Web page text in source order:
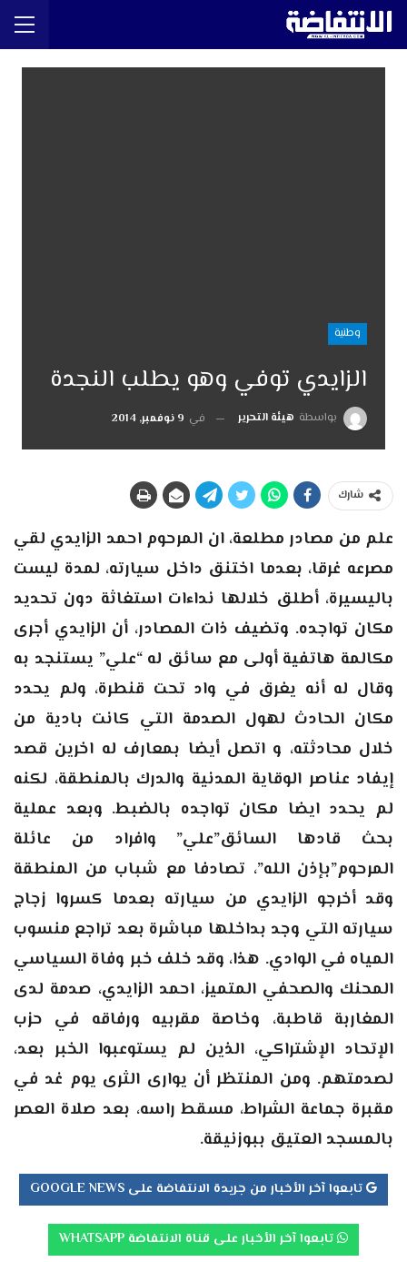
وطنية
الزايدي توفي وهو يطلب النجدة
بواسطة هيئة التحرير في 9 نوفمبر, 2014
شارك
علم من مصادر مطلعة، ان المرحوم احمد الزايدي لقي
مصرعه غرقا، بعدما اختنق داخل سيارته، لمدة ليست
باليسيرة، أطلق خلالها نداءات استغاثة دون تحديد
مكان تواجده. وتضيف ذات المصادر، أن الزايدي أجرى
مكالمة هاتفية أولى مع سائق له “علي” يستنجد به
وقال له أنه يغرق في واد تحت قنطرة، ولم يحدد
مكان الحادث لهول الصدمة التي كانت بادية من
خلال محادثته، و اتصل أيضا بمعارف له اخرين قصد
إيفاد عناصر الوقاية المدنية والدرك بالمنطقة، لكنه
لم يحدد ايضا مكان تواجده بالضبط. وبعد عملية
بحث قادها السائق”علي” وافراد من عائلة
المرحوم”بإذن الله”، تصادفا مع شباب من المنطقة
وقد أخرجو الزايدي من سيارته بعدما كسروا زجاج
سيارته التي وجد بداخلها مباشرة بعد تراجع منسوب
المياه في الوادي. هذا، وقد خلف خبر وفاة السياسي
المحنك والصحفي المتميز، احمد الزايدي، صدمة لدى
المغاربة قاطبة، وخاصة مقربيه ورفاقه في حزب
الإتحاد الإشتراكي، الذين لم يستوعبوا الخبر بعد،
لصدمتهم. ومن المنتظر أن يوارى الثرى يوم غد في
مقبرة جماعة الشراط، مسقط راسه، بعد صلاة العصر
بالمسجد العتيق ببوزنيقة.
تابعوا آخر الأخبار من جريدة الانتفاضة على GOOGLE NEWS
تابعوا آخر الأخبار على قناة الانتفاضة WHATSAPP